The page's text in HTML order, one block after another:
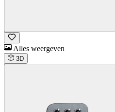
Alles weergeven
3D